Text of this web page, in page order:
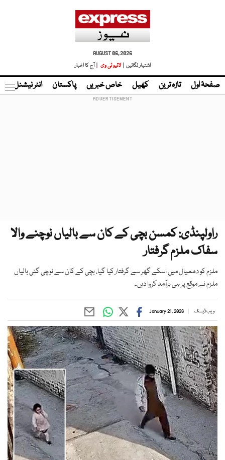
AUGUST 06, 2026
اشتہار لگائیں |
لائیو ٹی وی | آج کا اخبار
صفحۂ اول تازہ ترین کھیل خاص خبریں پاکستان انٹر نیشنل
راولپنڈی: کمسن بچی کے کان سے بالیاں نوچنے والا
سفاک ملزم گرفتار
ملزم کو دھمیال میں اسکے گھر سے گرفتار کیا گیا، بچی کے کان سے نوچی گئی بالیاں
ملزم نے موقع پر ہی برآمد کروا دیں۔
ویب ڈیسک January 21, 2026